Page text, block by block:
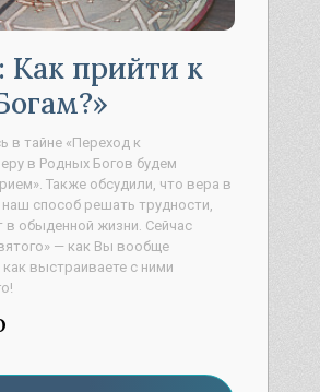
Как прийти к
в тайне «Переход к
в Родных Богов будем
Также обсудили, что вера в
способ решать трудности,
обыденной жизни. Сейчас
— как Вы вообще
выстраиваете с ними